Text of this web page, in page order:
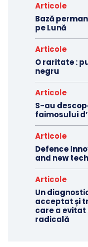
Articole
Bază
pe Lună
Articole
O raritate :
negru
Articole
S-au
faimosului
Articole
Defence
and new
Articole
Un
acceptat și
care a evitat
radicală